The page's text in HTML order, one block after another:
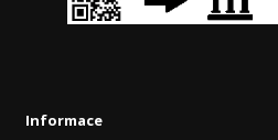
Informace